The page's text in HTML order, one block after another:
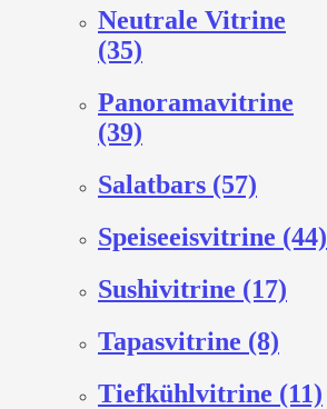
Neutrale Vitrine
(35)
Panoramavitrine
(39)
Salatbars (57)
Speiseeisvitrine (44)
Sushivitrine (17)
Tapasvitrine (8)
Tiefkühlvitrine (11)